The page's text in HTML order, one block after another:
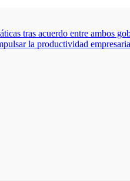
tras acuerdo entre ambos
la productividad